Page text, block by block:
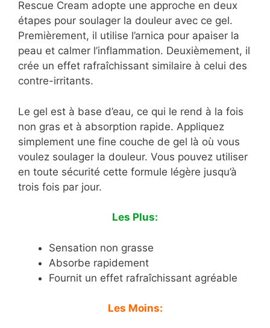
Rescue Cream adopte une approche en deux
étapes pour soulager la douleur avec ce gel.
Premièrement, il utilise l’arnica pour apaiser la
peau et calmer l’inflammation. Deuxièmement, il
crée un effet rafraîchissant similaire à celui des
contre-irritants.
Le gel est à base d’eau, ce qui le rend à la fois
non gras et à absorption rapide. Appliquez
simplement une fine couche de gel là où vous
voulez soulager la douleur. Vous pouvez utiliser
en toute sécurité cette formule légère jusqu’à
trois fois par jour.
Les Plus:
Sensation non grasse
Absorbe rapidement
Fournit un effet rafraîchissant agréable
Les Moins: